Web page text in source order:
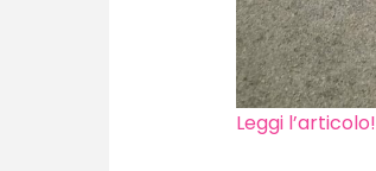
Leggi l’articolo!